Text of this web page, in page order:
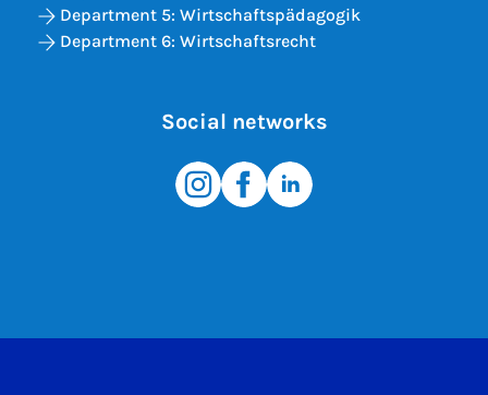
Department 5: Wirtschaftspädagogik
Department 6: Wirtschaftsrecht
Social networks